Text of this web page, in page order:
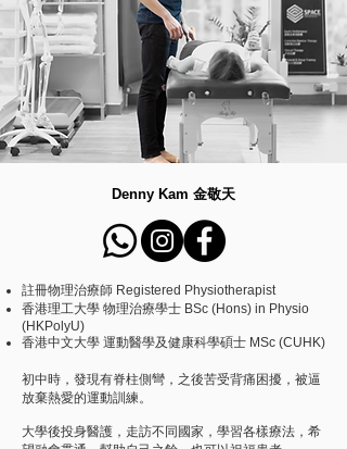
Denny Kam 金敬天
註冊物理治療師 Registered Physiotherapist
香港理工大學 物理治療學士 BSc (Hons) in Physio
(HKPolyU)
香港中文大學 運動醫學及健康科學碩士 MSc (CUHK)
初中時，發現有脊柱側彎，之後苦受背痛困擾，被逼
放棄熱愛的運動訓練。
大學後投身醫護，走訪不同國家，學習各樣療法，希